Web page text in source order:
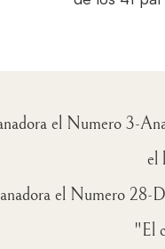
el Numero 3-
el
el Numero 28-
"El